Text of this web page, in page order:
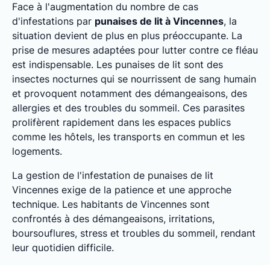
Face à l'augmentation du nombre de cas
d'infestations par punaises de lit à Vincennes, la
situation devient de plus en plus préoccupante. La
prise de mesures adaptées pour lutter contre ce fléau
est indispensable. Les punaises de lit sont des
insectes nocturnes qui se nourrissent de sang humain
et provoquent notamment des démangeaisons, des
allergies et des troubles du sommeil. Ces parasites
prolifèrent rapidement dans les espaces publics
comme les hôtels, les transports en commun et les
logements.
La gestion de l'infestation de punaises de lit
Vincennes exige de la patience et une approche
technique. Les habitants de Vincennes sont
confrontés à des démangeaisons, irritations,
boursouflures, stress et troubles du sommeil, rendant
leur quotidien difficile.